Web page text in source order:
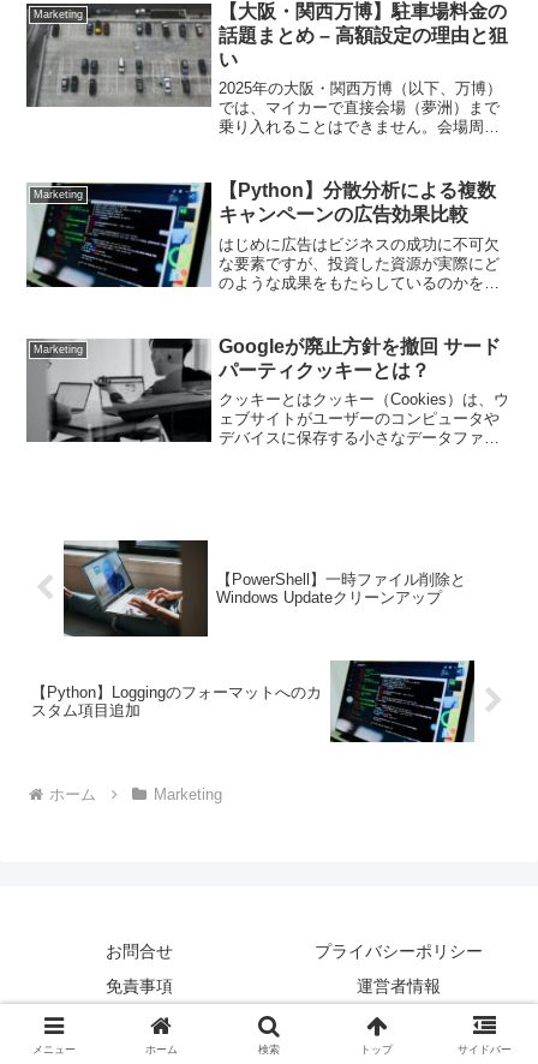
Marketing
【大阪・関西万博】駐車場料金の
話題まとめ – 高額設定の理由と狙
い
2025年の大阪・関西万博（以下、万博）
では、マイカーで直接会場（夢洲）まで
乗り入れることはできません。会場周辺
ルバスに乗り換えて入場する方式が採ら
れています。このP&R駐...
Marketing
【Python】分散分析による複数
キャンペーンの広告効果比較
はじめに広告はビジネスの成功に不可欠
な要素ですが、投資した資源が実際にど
のような成果をもたらしているのかを理
それをマーケティング戦略に反映させる
ことが、企業の競争力を高...
Marketing
Googleが廃止方針を撤回 サード
パーティクッキーとは？
クッキーとはクッキー（Cookies）は、ウ
ェブサイトがユーザーのコンピュータや
デバイスに保存する小さなデータファイ
【PowerShell】一時ファイル削除と
Windows Updateクリーンアップ
【Python】Loggingのフォーマットへのカ
スタム項目追加
ホーム Marketing
お問合せ
プライバシーポリシー
免責事項
運営者情報
© 2021-2026 Ninth Code.
メニュー ホーム 検索 トップ サイドバー